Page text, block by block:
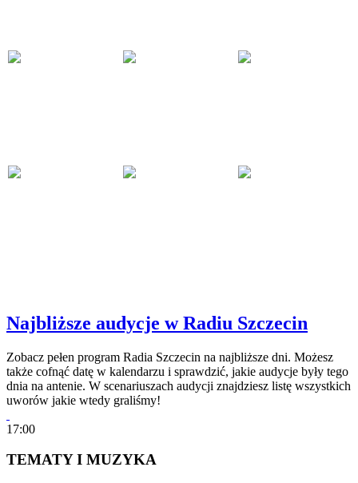
Najbliższe audycje w Radiu Szczecin
Zobacz pełen program Radia Szczecin na najbliższe dni. Możesz
także cofnąć datę w kalendarzu i sprawdzić, jakie audycje były tego
dnia na antenie. W scenariuszach audycji znajdziesz listę wszystkich
uworów jakie wtedy graliśmy!
17:00
TEMATY I MUZYKA